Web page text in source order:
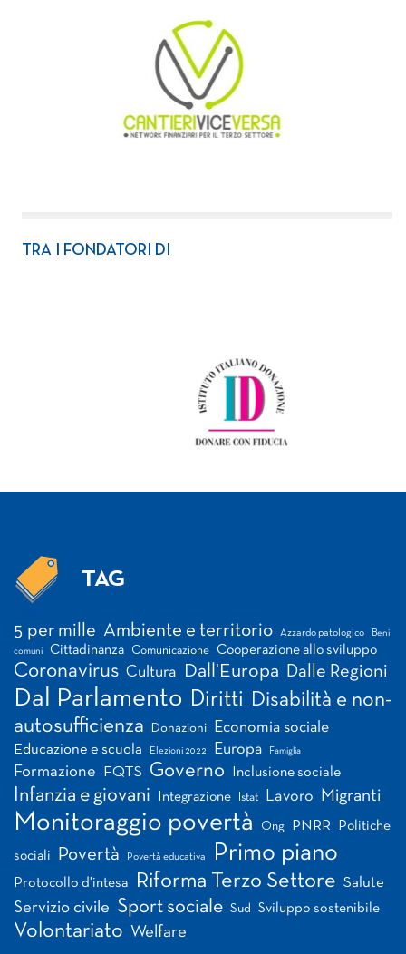
TRA I FONDATORI DI
TAG
5 per mille Ambiente e territorio Azzardo patologico Beni
comuni Cittadinanza Comunicazione Cooperazione allo sviluppo
Coronavirus Cultura Dall'Europa Dalle Regioni
Dal Parlamento Diritti Disabilità e non-
autosufficienza
Donazioni Economia sociale
Educazione e scuola Elezioni 2022 Europa Famiglia
Formazione FQTS Governo Inclusione sociale
Infanzia e giovani Integrazione Istat Lavoro Migranti
Monitoraggio povertà Ong PNRR Politiche
sociali Povertà Povertà educativa Primo piano
Protocollo d'intesa Riforma Terzo Settore Salute
Servizio civile Sport sociale Sud Sviluppo sostenibile
Volontariato Welfare